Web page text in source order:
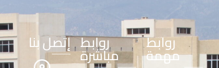
روابط
مهمة
روابط
مباشرة
إتصل بنا